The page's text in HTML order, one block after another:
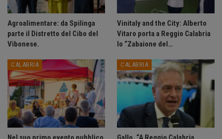
Agroalimentare: da Spilinga
parte il Distretto del Cibo del
Vibonese.
Vinitaly and the City: Alberto
Vitaro porta a Reggio Calabria
lo “Zabaione del…
CALABRIA CALABRIA